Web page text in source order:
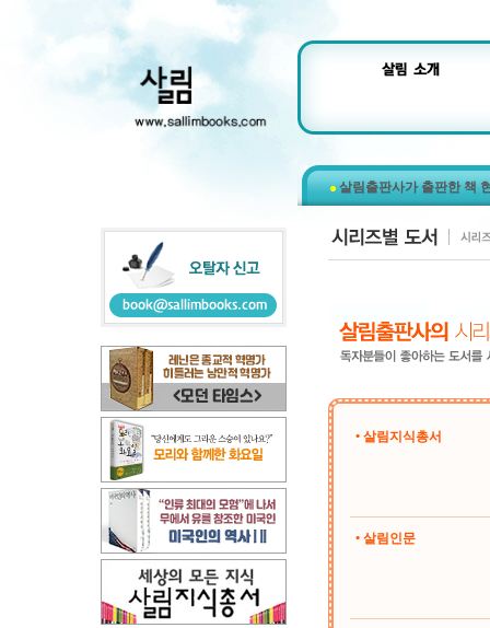
살림출판사가 출판한 책
• 살림지식총서
• 살림인문